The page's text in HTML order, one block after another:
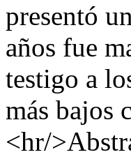
presentó
años fue
testigo a
más bajos
<hr/